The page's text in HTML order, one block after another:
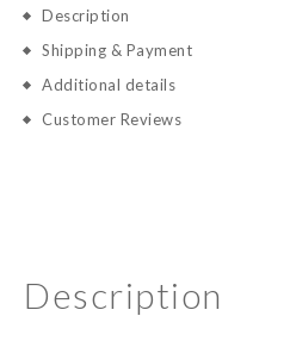
Description
Shipping & Payment
Additional details
Customer Reviews
Description